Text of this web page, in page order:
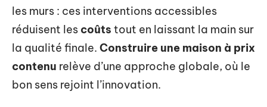
les murs : ces interventions accessibles
réduisent les coûts tout en laissant la main sur
la qualité finale. Construire une maison à prix
contenu relève d’une approche globale, où le
bon sens rejoint l’innovation.